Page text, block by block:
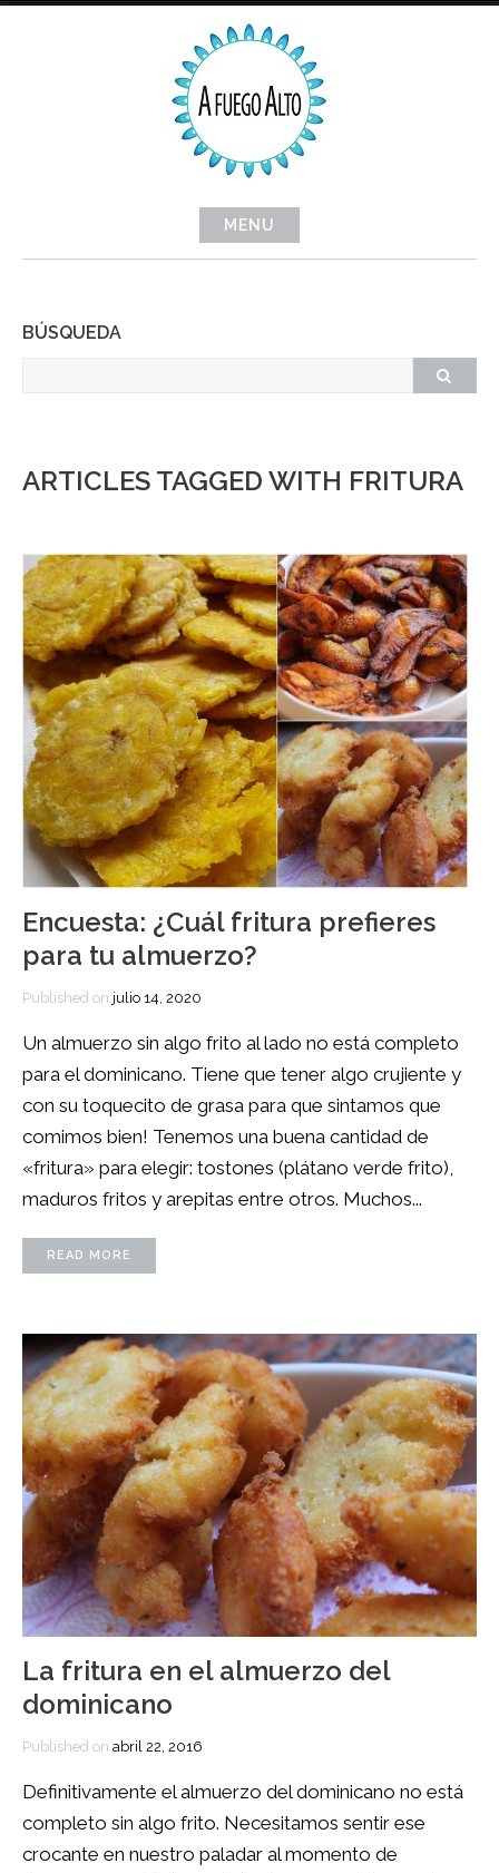
MENU
BÚSQUEDA
ARTICLES TAGGED WITH FRITURA
Encuesta: ¿Cuál fritura prefieres
para tu almuerzo?
Published on julio 14, 2020
Un almuerzo sin algo frito al lado no está completo
para el dominicano. Tiene que tener algo crujiente y
con su toquecito de grasa para que sintamos que
comimos bien! Tenemos una buena cantidad de
«fritura» para elegir: tostones (plátano verde frito),
maduros fritos y arepitas entre otros. Muchos...
READ MORE
La fritura en el almuerzo del
dominicano
Published on abril 22, 2016
Definitivamente el almuerzo del dominicano no está
completo sin algo frito. Necesitamos sentir ese
crocante en nuestro paladar al momento de